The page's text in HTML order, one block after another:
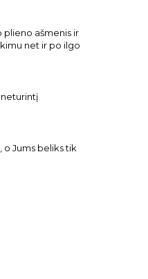
plieno ašmenis ir
net ir po ilgo
neturintį
Jums beliks tik